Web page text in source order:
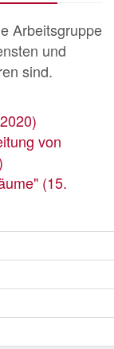
Arbeitsgruppe
und
sind.
von
(15.